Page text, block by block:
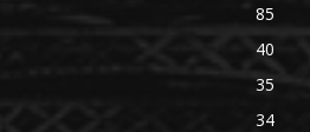
85
40
35
34